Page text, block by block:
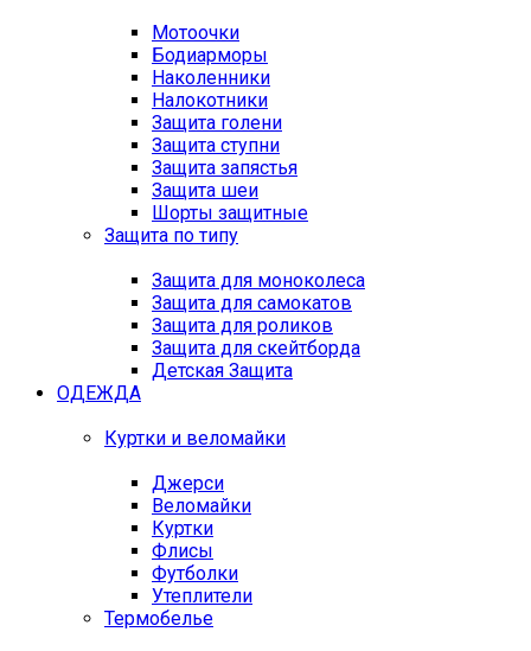
Мотоочки
Бодиарморы
Наколенники
Налокотники
Защита голени
Защита ступни
Защита запястья
Защита шеи
Шорты защитные
Защита по типу
Защита для моноколеса
Защита для самокатов
Защита для роликов
Защита для скейтборда
Детская Защита
ОДЕЖДА
Куртки и веломайки
Джерси
Веломайки
Куртки
Флисы
Футболки
Утеплители
Термобелье